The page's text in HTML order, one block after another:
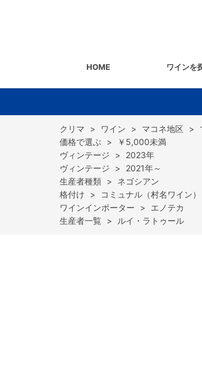
HOME ワインを
> ワイン > マコネ地区 >
>
￥5,000未満
>
2023年
>
2021年～
>
ネゴシアン
>
コミュナル（村名ワイン）
>
エノテカ
>
ルイ・ラトゥール